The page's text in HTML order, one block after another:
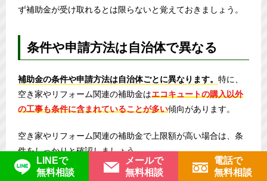
ず補助金が受け取れるとは限らないと覚えておきましょう。
条件や申請方法は自治体で異なる
補助金の条件や申請方法は自治体ごとに異なります。 特に、
空き家やリフォーム関連の補助金はエコキュートの購入以外
の工事も条件に含まれていることが多い傾向があります。
空き家やリフォーム関連の補助金で上限額が高い場合は、条
件をしっかりと確認しましょう。
LINEで
無料相談
メールで
無料相談
電話で
無料相談